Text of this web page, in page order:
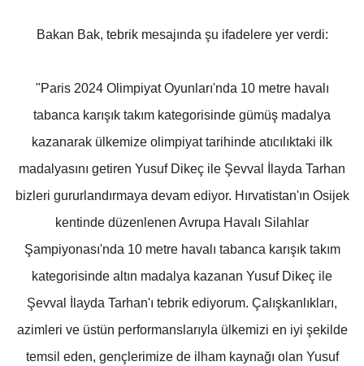
Bakan Bak, tebrik mesajında şu ifadelere yer verdi:
"Paris 2024 Olimpiyat Oyunları'nda 10 metre havalı
tabanca karışık takım kategorisinde gümüş madalya
kazanarak ülkemize olimpiyat tarihinde atıcılıktaki ilk
madalyasını getiren Yusuf Dikeç ile Şevval İlayda Tarhan
bizleri gururlandırmaya devam ediyor. Hırvatistan'ın Osijek
kentinde düzenlenen Avrupa Havalı Silahlar
Şampiyonası'nda 10 metre havalı tabanca karışık takım
kategorisinde altın madalya kazanan Yusuf Dikeç ile
Şevval İlayda Tarhan'ı tebrik ediyorum. Çalışkanlıkları,
azimleri ve üstün performanslarıyla ülkemizi en iyi şekilde
temsil eden, gençlerimize de ilham kaynağı olan Yusuf